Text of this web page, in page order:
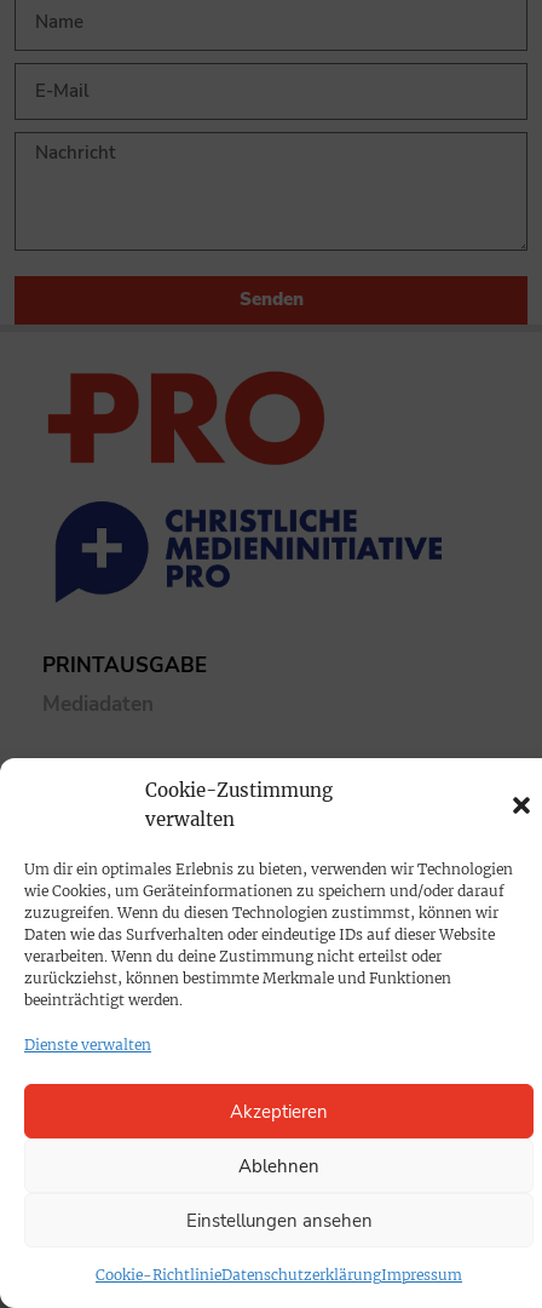
Cookie-Zustimmung
verwalten
Um dir ein optimales Erlebnis zu bieten, verwenden wir Technologien
wie Cookies, um Geräteinformationen zu speichern und/oder darauf
zuzugreifen. Wenn du diesen Technologien zustimmst, können wir
Daten wie das Surfverhalten oder eindeutige IDs auf dieser Website
verarbeiten. Wenn du deine Zustimmung nicht erteilst oder
zurückziehst, können bestimmte Merkmale und Funktionen
beeinträchtigt werden.
Dienste verwalten
Akzeptieren
Ablehnen
Einstellungen ansehen
Cookie-RichtlinieDatenschutzerklärungImpressum
Senden
PRINTAUSGABE
Mediadaten
Impressum
SPENDEN
Datenschutz
KONTAKT